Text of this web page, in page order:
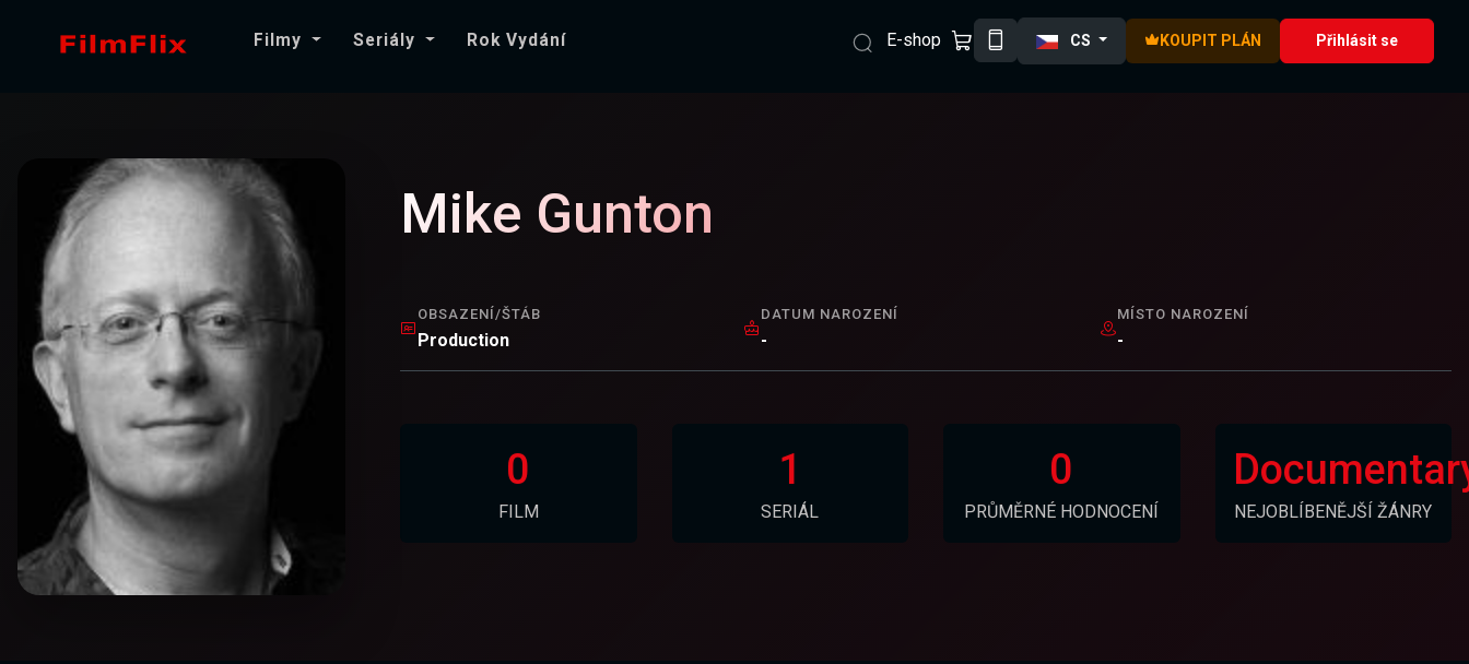
Filmy Seriály Rok Vydání E-shop CS KOUPIT PLÁN Přihlásit se
Mike Gunton
OBSAZENÍ/ŠTÁB
Production
DATUM NAROZENÍ
-
MÍSTO NAROZENÍ
-
0
FILM
1
SERIÁL
0
PRŮMĚRNÉ HODNOCENÍ NEJOBLÍBENĚJŠÍ ŽÁNRY